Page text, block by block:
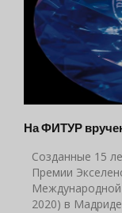
На ФИТУР
Созданные 15
Премии
2020) в Мадриде